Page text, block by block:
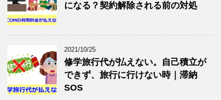
になる？契約解除される前の対処
2021/10/25
修学旅行代が払えない。自己積立が
できず、旅行に行けない時｜滞納
SOS